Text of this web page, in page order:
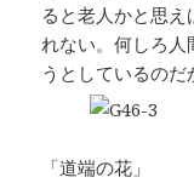
ると老人かと思
れない。何しろ人
うとしているのだ
「道端の花」